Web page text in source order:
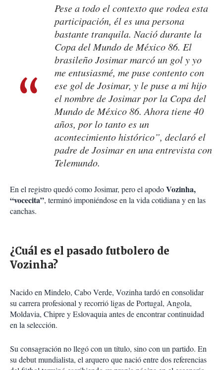
Pese a todo el contexto que rodea esta
participación, él es una persona
bastante tranquila. Nació durante la
Copa del Mundo de México 86. El
brasileño Josimar marcó un gol y yo
me entusiasmé, me puse contento con
ese gol de Josimar, y le puse a mi hijo
el nombre de Josimar por la Copa del
Mundo de México 86. Ahora tiene 40
años, por lo tanto es un
acontecimiento histórico”, declaró el
padre de Josimar en una entrevista con
Telemundo.
En el registro quedó como Josimar, pero el apodoVozinha,
“vocecita”, terminó imponiéndose en la vida cotidiana y en las
canchas.
¿Cuál es el pasado futbolero de
Vozinha?
Nacido en Mindelo, Cabo Verde, Vozinha tardó en consolidar
su carrera profesional y recorrió ligas de Portugal, Angola,
Moldavia, Chipre y Eslovaquia antes de encontrar continuidad
en la selección.
Su consagración no llegó con un título, sino con un partido. En
su debut mundialista, el arquero que nació entre dos referencias